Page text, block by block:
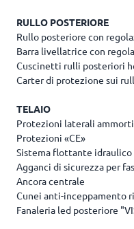
RULLO POSTERIORE
Rullo posteriore con
Barra livellatrice con
Cuscinetti rulli posteriori
Carter di protezione sui
TELAIO
Protezioni laterali
Protezioni «CE»
Sistema flottante idraulico
Agganci di sicurezza per
Ancora centrale
Cunei anti-inceppamento
Fanaleria led posteriore